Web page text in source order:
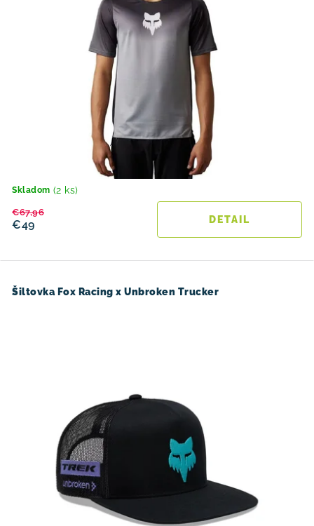
Skladom (2 ks)
€49
€67,96
DETAIL
Šiltovka Fox Racing x Unbroken Trucker